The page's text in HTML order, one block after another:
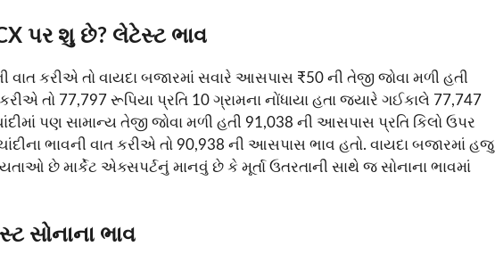
પર શુ છે? લેટેસ્ટ ભાવ
વાત કરીએ તો વાયદા બજારમાં સવારે આસપાસ ₹50 ની તેજી જોવા મળી હતી
તો 77,797 રૂપિયા પ્રતિ 10 ગ્રામના નોંધાયા હતા જ્યારે ગઈકાલે 77,747
પણ સામાન્ય તેજી જોવા મળી હતી 91,038 ની આસપાસ પ્રતિ કિલો ઉપર
ભાવની વાત કરીએ તો 90,938 ની આસપાસ ભાવ હતો. વાયદા બજારમાં હજુ
છે માર્કેટ એક્સપર્ટનું માનવું છે કે મૂર્તા ઉતરતાની સાથે જ સોનાના ભાવમાં
સોનાના ભાવ